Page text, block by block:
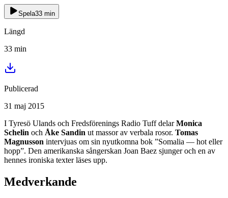
Spela33 min
Längd
33 min
Publicerad
31 maj 2015
I Tyresö Ulands och Fredsförenings Radio Tuff delarMonica
Schelin och Åke Sandin ut massor av verbala rosor. Tomas
Magnusson intervjuas om sin nyutkomna bok ”Somalia — hot eller
hopp”. Den amerikanska sångerskan Joan Baez sjunger och en av
hennes ironiska texter läses upp.
Medverkande